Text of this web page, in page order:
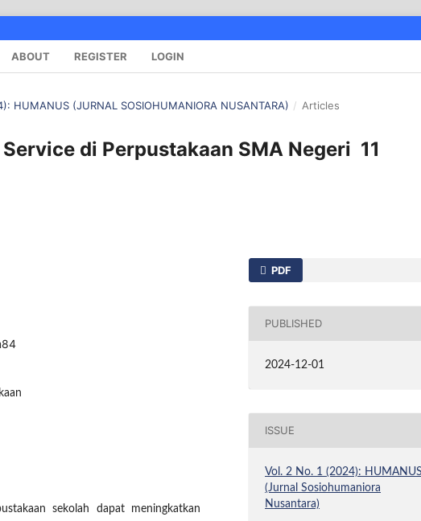
ABOUT REGISTER LOGIN
HUMANUS (JURNAL SOSIOHUMANIORA NUSANTARA) / Articles
di Perpustakaan SMA Negeri 11
sekolah dapat meningkatkan
PDF
PUBLISHED
2024-12-01
ISSUE
Vol. 2 No. 1 (2024): HUMANUS
(Jurnal Sosiohumaniora
Nusantara)